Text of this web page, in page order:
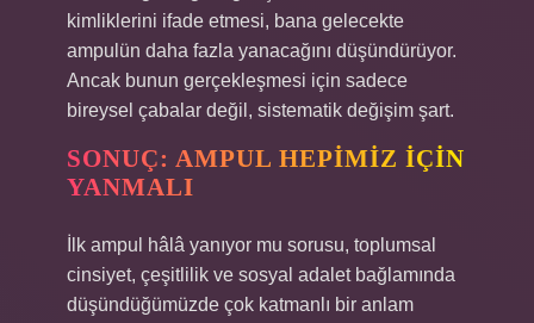
kimliklerini ifade etmesi, bana gelecekte
ampulün daha fazla yanacağını düşündürüyor.
Ancak bunun gerçekleşmesi için sadece
bireysel çabalar değil, sistematik değişim şart.
SONUÇ: AMPUL HEPIMIZ İÇIN
YANMALI
İlk ampul hâlâ yanıyor mu sorusu, toplumsal
cinsiyet, çeşitlilik ve sosyal adalet bağlamında
düşündüğümüzde çok katmanlı bir anlam